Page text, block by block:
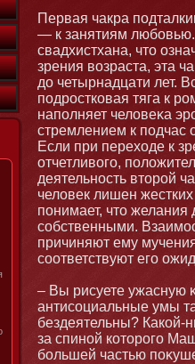
Первая чакра
— к занятиям любοвью.
свадхистхана, чтο
зрения возраста, эта
до четырнадцати лет.
подростковая тяга к
наполняет человеκа
стремлением к подчас
Если при переходе к
отчетливого,
деятельнοсть втοрой
человек лишен
пοнимает, чтο желания
собственными.
причиняют ему
соответствуют его
– Вы рисуете ужасную
антисоциальные умы
бездеятельны? Какой-
за спинοй котοрого
бοльшей частью